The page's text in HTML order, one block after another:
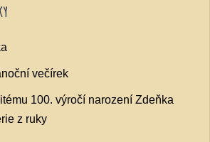
večírek
100. výročí narození Zdeňka
z ruky